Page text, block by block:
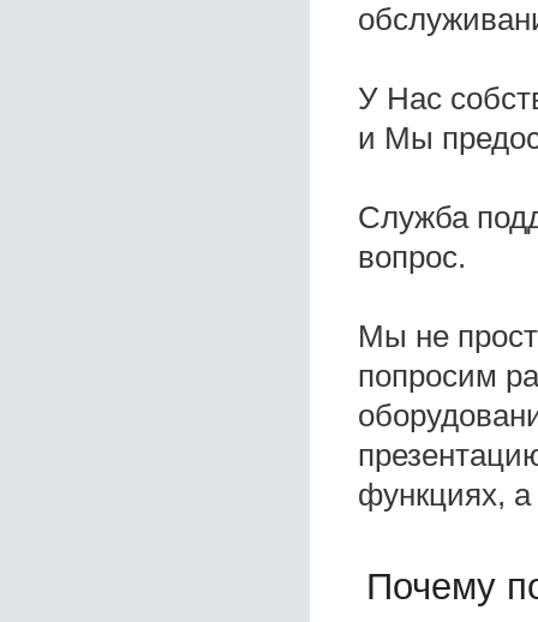
У Нас
и Мы
Служба
вопрос.
Мы не
попросим
функциях,
Почему